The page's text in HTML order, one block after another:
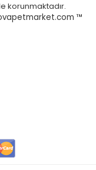
korunmaktadır.
™